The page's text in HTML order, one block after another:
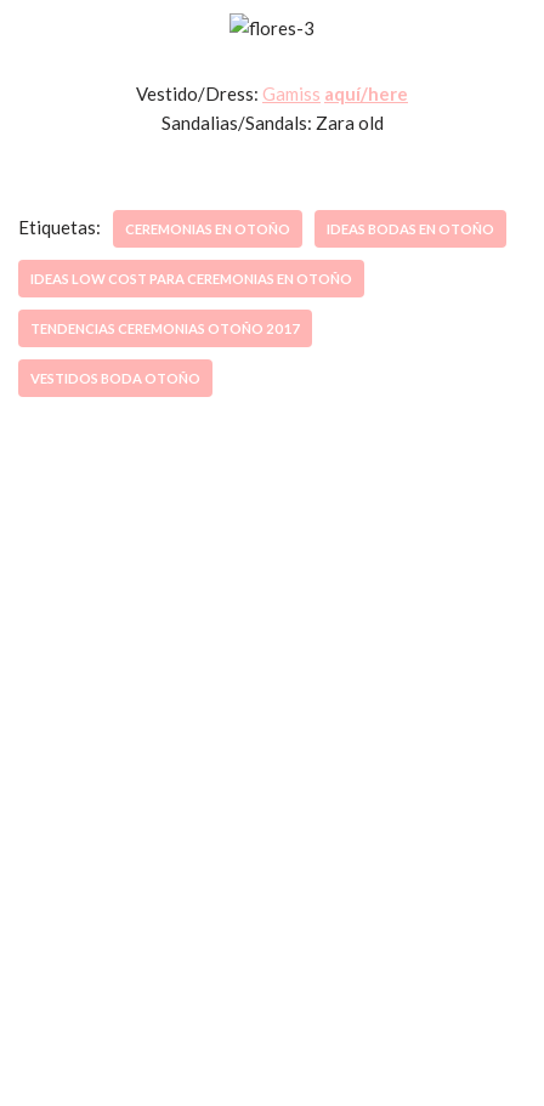
Vestido/Dress: Gamiss aquí/here
Sandalias/Sandals: Zara old
Etiquetas: CEREMONIAS EN OTOÑO IDEAS BODAS EN OTOÑO
IDEAS LOW COST PARA CEREMONIAS EN OTOÑO
TENDENCIAS CEREMONIAS OTOÑO 2017
VESTIDOS BODA OTOÑO